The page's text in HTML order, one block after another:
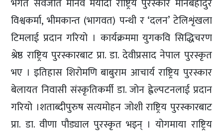
विश्वकर्मा, भीमकान्त (भागवत) पन्थी र ‘दलन’ टेलिशृंखला
टिमलाई प्रदान गरियो । कार्यक्रममा युगकवि सिद्धिचरण
श्रेष्ठ राष्ट्रिय पुरस्कारबाट प्रा. डा. देवीप्रसाद नेपाल पुरस्कृत
भए । इतिहास शिरोमणि बाबुराम आचार्य राष्ट्रिय पुरस्कार
बेलायत निवासी संस्कृतिकर्मी डा. जोन ह्वेल्पटनलाई प्रदान
गरियो ।शताब्दीपुरुष सत्यमोहन जोशी राष्ट्रिय पुरस्कारबाट
प्रा. डा. वीणा पौड्याल पुरस्कृत भइन् । योगमाया राष्ट्रिय